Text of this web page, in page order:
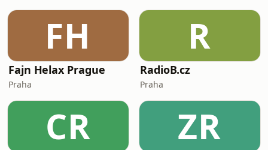
FH
Fajn Helax Prague
Praha
R
RadioB.cz
Praha
CR ZR